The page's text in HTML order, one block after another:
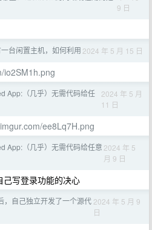
9 日
台闲置主机，如何利用 2024 年 5 月 15 日
io2SM1h.png
App:（几乎）无需代码给任
2024 年 5 月
11 日
ee8Lq7H.png
App:（几乎）无需代码给任意 2024 年 5
月 9 日
写登录功能的决心
，自己独立开发了一个源代 2024 年 5 月 9
日